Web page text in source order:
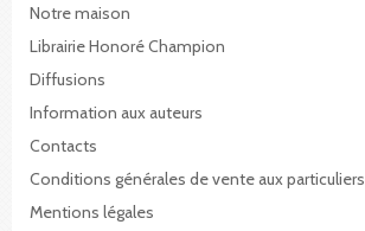
Notre maison
Librairie Honoré Champion
Diffusions
Information aux auteurs
Contacts
Conditions générales de vente aux particuliers
Mentions légales